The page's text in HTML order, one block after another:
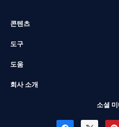
콘텐츠
도구
도움
회사 소개
소셜